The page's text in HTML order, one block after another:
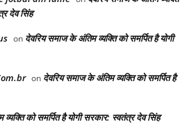
देव सिंह
on देवरिय समाज के अंतिम व्यक्ति को समर्पित है योगी
on देवरिय समाज के अंतिम व्यक्ति को समर्पित है
को समर्पित है योगी सरकार: स्वतंत्र देव सिंह